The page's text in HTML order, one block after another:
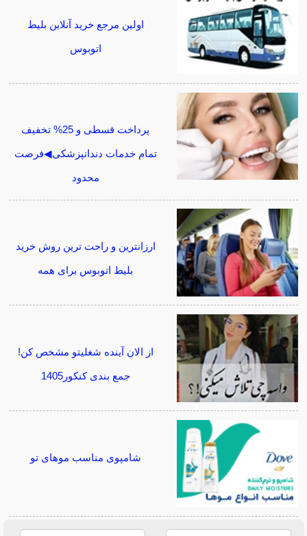
اولین مرجع خرید آنلاین بلیط
اتوبوس
پرداخت قسطی و 25% تخفیف
تمام خدمات دندانپزشکی◀فرصت
محدود
ارزانترین و راحت ترین روش خرید
بلیط اتوبوس برای همه
از الان آینده شغلیتو مشخص کن!
جمع بندی کنکور1405
شامپوی مناسب موهای تو